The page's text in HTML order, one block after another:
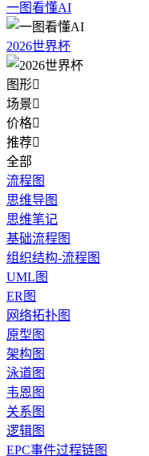
一图看懂AI
2026世界杯
图形
场景
价格
推荐
全部
流程图
思维导图
思维笔记
基础流程图
组织结构-流程图
UML图
ER图
网络拓扑图
原型图
架构图
泳道图
韦恩图
关系图
逻辑图
EPC事件过程链图